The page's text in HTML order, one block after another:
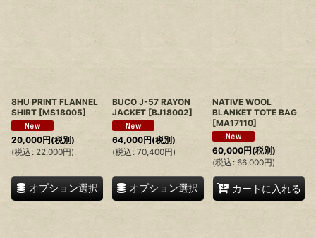
8HU PRINT FLANNEL
SHIRT [MS18005]
20,000円(税別)
(税込 : 22,000円)
オプション選択
BUCO J-57 RAYON
JACKET [BJ18002]
64,000円(税別)
(税込 : 70,400円)
オプション選択
NATIVE WOOL
BLANKET TOTE BAG
[MA17110]
60,000円(税別)
(税込 : 66,000円)
カートに入れる